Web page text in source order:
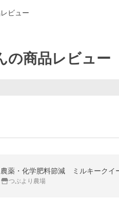
ビュー
の商品レビュー
農薬・化学肥料節減 ミルキーク
つぶより農場